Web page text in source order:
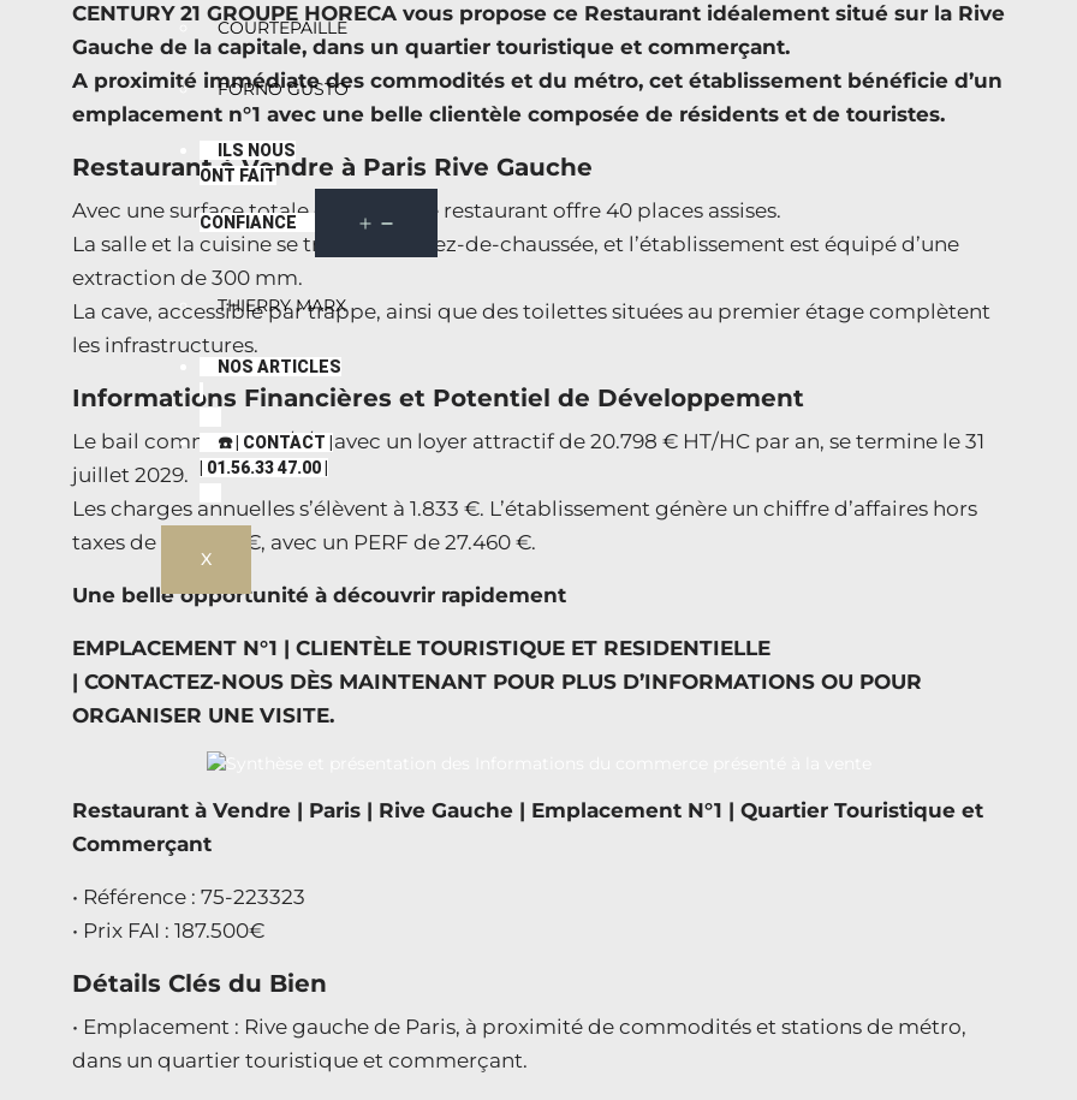
COURTEPAILLE
FORNO GUSTO
ILS NOUS
ONT FAIT
CONFIANCE
THIERRY MARX
NOS ARTICLES
☎️ | CONTACT |
| 01.56.33 47.00 |
X
CENTURY 21 GROUPE HORECA vous propose ce Restaurant idéalement situé sur la Rive
Gauche de la capitale, dans un quartier touristique et commerçant.
A proximité immédiate des commodités et du métro, cet établissement bénéficie d’un
emplacement n°1 avec une belle clientèle composée de résidents et de touristes.
Restaurant à Vendre à Paris Rive Gauche
Avec une surface totale de 98 m², ce restaurant offre 40 places assises.
La salle et la cuisine se trouvent au rez-de-chaussée, et l’établissement est équipé d’une
extraction de 300 mm.
La cave, accessible par trappe, ainsi que des toilettes situées au premier étage complètent
les infrastructures.
Informations Financières et Potentiel de Développement
Le bail commercial 3/6/9, avec un loyer attractif de 20.798 € HT/HC par an, se termine le 31
juillet 2029.
Les charges annuelles s’élèvent à 1.833 €. L’établissement génère un chiffre d’affaires hors
taxes de 204.297 €, avec un PERF de 27.460 €.
Une belle opportunité à découvrir rapidement
EMPLACEMENT N°1 | CLIENTÈLE TOURISTIQUE ET RESIDENTIELLE
| CONTACTEZ-NOUS DÈS MAINTENANT POUR PLUS D’INFORMATIONS OU POUR
ORGANISER UNE VISITE.
Restaurant à Vendre | Paris | Rive Gauche | Emplacement N°1 | Quartier Touristique et
Commerçant
• Référence : 75-223323
• Prix FAI : 187.500€
Détails Clés du Bien
• Emplacement : Rive gauche de Paris, à proximité de commodités et stations de métro,
dans un quartier touristique et commerçant.